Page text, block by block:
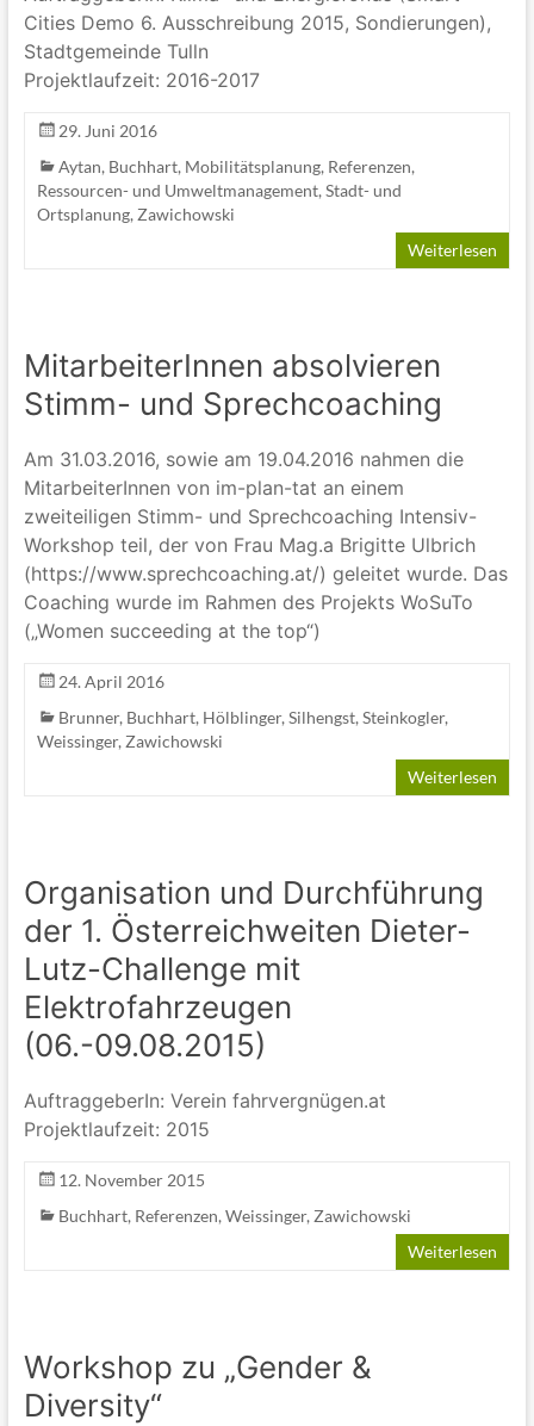
Cities Demo 6. Ausschreibung 2015, Sondierungen),
Stadtgemeinde Tulln
Projektlaufzeit: 2016-2017
29. Juni 2016
Aytan, Buchhart, Mobilitätsplanung, Referenzen,
Ressourcen- und Umweltmanagement, Stadt- und
Ortsplanung, Zawichowski
Weiterlesen
MitarbeiterInnen absolvieren
Stimm- und Sprechcoaching
Am 31.03.2016, sowie am 19.04.2016 nahmen die
MitarbeiterInnen von im-plan-tat an einem
zweiteiligen Stimm- und Sprechcoaching Intensiv-
Workshop teil, der von Frau Mag.a Brigitte Ulbrich
(https://www.sprechcoaching.at/) geleitet wurde. Das
Coaching wurde im Rahmen des Projekts WoSuTo
(„Women succeeding at the top“)
24. April 2016
Brunner, Buchhart, Hölblinger, Silhengst, Steinkogler,
Weissinger, Zawichowski
Weiterlesen
Organisation und Durchführung
der 1. Österreichweiten Dieter-
Lutz-Challenge mit
Elektrofahrzeugen
(06.-09.08.2015)
AuftraggeberIn: Verein fahrvergnügen.at
Projektlaufzeit: 2015
12. November 2015
Buchhart, Referenzen, Weissinger, Zawichowski
Weiterlesen
Workshop zu „Gender &
Diversity“